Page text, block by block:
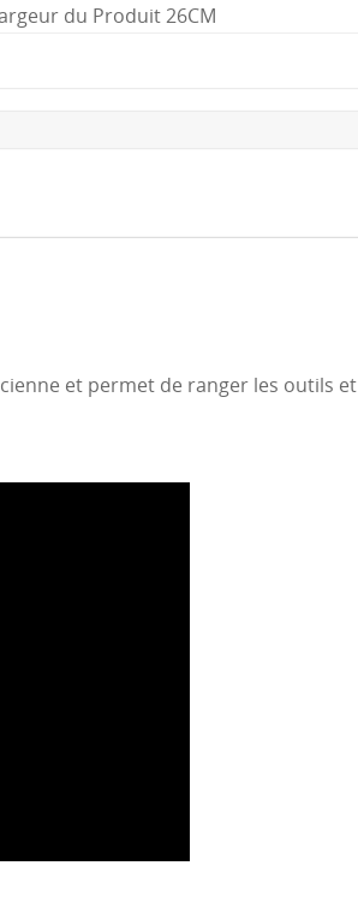
du Produit 26CM
et permet de ranger les outils et